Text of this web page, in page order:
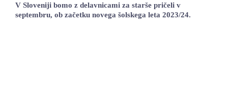
V Sloveniji bomo z delavnicami za starše pričeli v
septembru, ob začetku novega šolskega leta 2023/24.